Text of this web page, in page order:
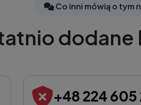
Co inni mówią o tym
dodane
+48 224 605